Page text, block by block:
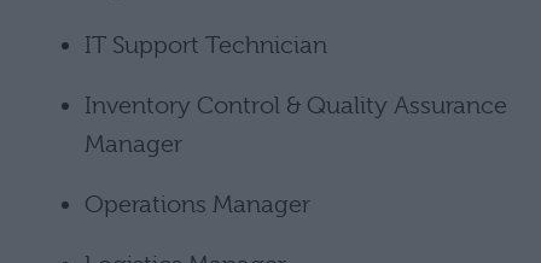
IT Support Technician
Inventory Control & Quality Assurance
Manager
Operations Manager